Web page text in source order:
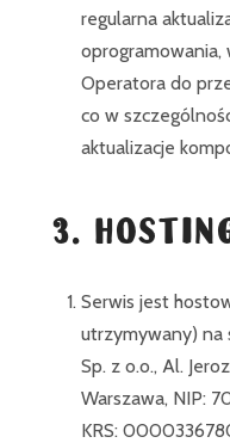
regularna
Operatora do
co w
aktualizacje
3.
Serwis jest
utrzymywany) na
Sp. z o.o., Al.
Warszawa, NIP:
KRS: